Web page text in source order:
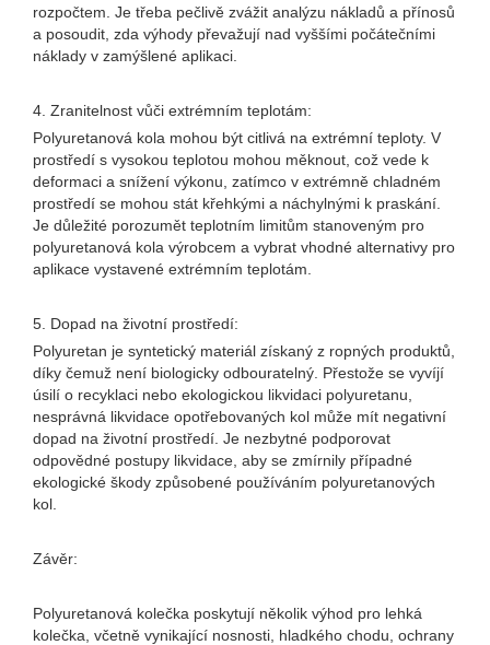
rozpočtem. Je třeba pečlivě zvážit analýzu nákladů a přínosů
a posoudit, zda výhody převažují nad vyššími počátečními
náklady v zamýšlené aplikaci.
4. Zranitelnost vůči extrémním teplotám:
Polyuretanová kola mohou být citlivá na extrémní teploty. V
prostředí s vysokou teplotou mohou měknout, což vede k
deformaci a snížení výkonu, zatímco v extrémně chladném
prostředí se mohou stát křehkými a náchylnými k praskání.
Je důležité porozumět teplotním limitům stanoveným pro
polyuretanová kola výrobcem a vybrat vhodné alternativy pro
aplikace vystavené extrémním teplotám.
5. Dopad na životní prostředí:
Polyuretan je syntetický materiál získaný z ropných produktů,
díky čemuž není biologicky odbouratelný. Přestože se vyvíjí
úsilí o recyklaci nebo ekologickou likvidaci polyuretanu,
nesprávná likvidace opotřebovaných kol může mít negativní
dopad na životní prostředí. Je nezbytné podporovat
odpovědné postupy likvidace, aby se zmírnily případné
ekologické škody způsobené používáním polyuretanových
kol.
Závěr:
Polyuretanová kolečka poskytují několik výhod pro lehká
kolečka, včetně vynikající nosnosti, hladkého chodu, ochrany